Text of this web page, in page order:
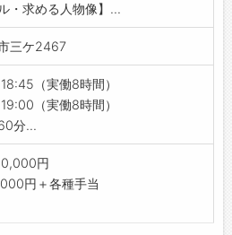
、楽しくスキルアップできる内容
ップ】
の成長をサポートします！
りをしっかり評価し、店長や副店
職へのキャリアアップも可能です
に関係なく、チャレンジする意欲
力しながら、目標達成を目指して
みます＾＾
アの乗り換え不要♪
ます！
均5時間◎
のメリハリをつけながら働ける環
の流れ】
・求める人物像】...
三ケ2467
（実働8時間）
（実働8時間）
分...
円
円＋各種手当